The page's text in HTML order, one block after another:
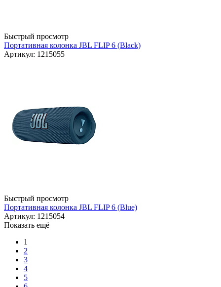
Быстрый просмотр
Портативная колонка JBL FLIP 6 (Black)
Артикул: 1215055
Быстрый просмотр
Портативная колонка JBL FLIP 6 (Blue)
Артикул: 1215054
Показать ещё
1
2
3
4
5